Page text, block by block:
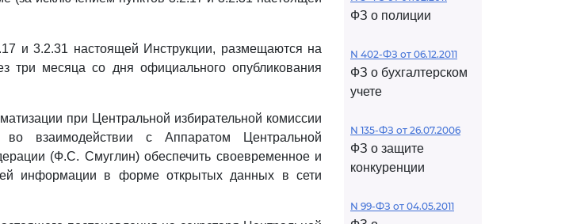
и 3.2.31 настоящей Инструкции, размещаются на
три месяца со дня официального опубликования
при Центральной избирательной комиссии
взаимодействии с Аппаратом Центральной
(Ф.С. Смуглин) обеспечить своевременное и
информации в форме открытых данных в сети
ФЗ о полиции
N 402-ФЗ от 06.12.2011
ФЗ о бухгалтерском
учете
N 135-ФЗ от 26.07.2006
ФЗ о защите
конкуренции
N 99-ФЗ от 04.05.2011